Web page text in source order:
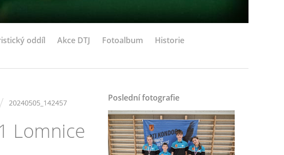
oddíl Akce DTJ Fotoalbum Historie
/ 20240505_142457
Lomnice
Poslední fotografie